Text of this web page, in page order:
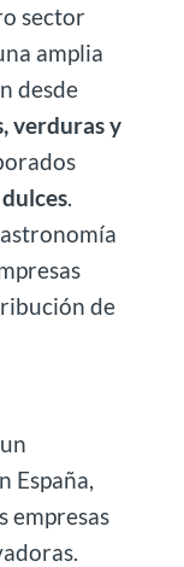
sector
amplia
desde
verduras y
.
de
España,
empresas